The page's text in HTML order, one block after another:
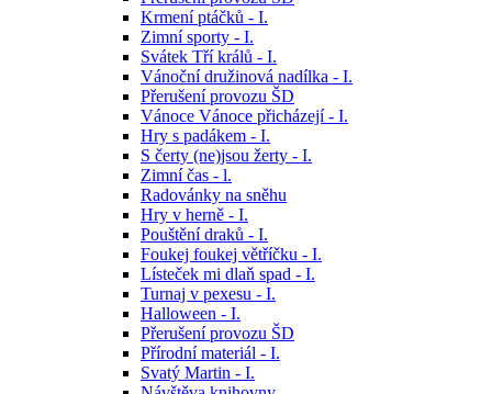
Krmení ptáčků - I.
Zimní sporty - I.
Svátek Tří králů - I.
Vánoční družinová nadílka - I.
Přerušení provozu ŠD
Vánoce Vánoce přicházejí - I.
Hry s padákem - I.
S čerty (ne)jsou žerty - I.
Zimní čas - l.
Radovánky na sněhu
Hry v herně - I.
Pouštění draků - I.
Foukej foukej větříčku - I.
Lísteček mi dlaň spad - I.
Turnaj v pexesu - I.
Halloween - I.
Přerušení provozu ŠD
Přírodní materiál - I.
Svatý Martin - I.